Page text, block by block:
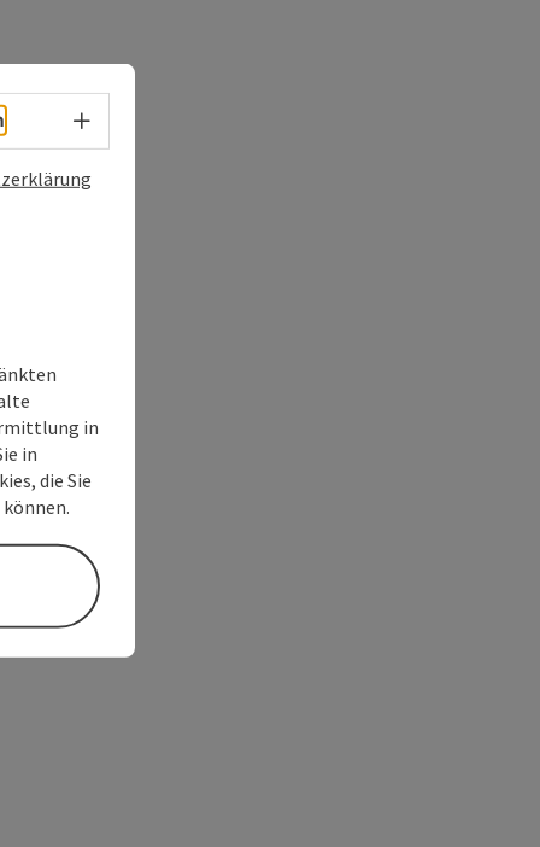
Sprachwahl - Menü öffnen
in
in
die Sie